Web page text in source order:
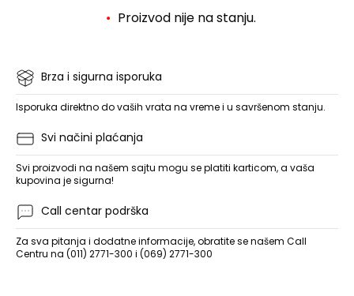
Proizvod nije na stanju.
Brza i sigurna isporuka
Isporuka direktno do vaših vrata na vreme i u savršenom stanju.
Svi načini plaćanja
Svi proizvodi na našem sajtu mogu se platiti karticom, a vaša
kupovina je sigurna!
Call centar podrška
Za sva pitanja i dodatne informacije, obratite se našem Call
Centru na (011) 2771-300 i (069) 2771-300